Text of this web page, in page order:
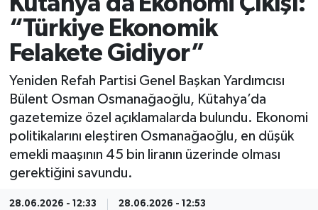
“Türkiye Ekonomik
Felakete Gidiyor”
Yeniden Refah Partisi Genel Başkan Yardımcısı
Bülent Osman Osmanağaoğlu, Kütahya’da
gazetemize özel açıklamalarda bulundu. Ekonomi
politikalarını eleştiren Osmanağaoğlu, en düşük
emekli maaşının 45 bin liranın üzerinde olması
gerektiğini savundu.
28.06.2026 - 12:33 28.06.2026 - 12:53
Eğitim
Ekonomi
Gündem
Haber
Tüm Manşetler
Son Dakika Haberleri